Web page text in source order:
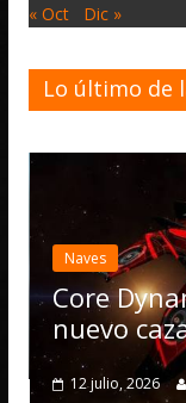
« Oct Dic »
Lo último de
Kestrel Mk
la Armada
0